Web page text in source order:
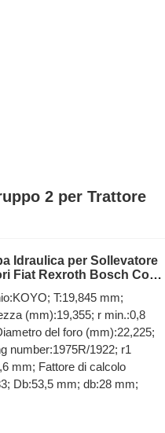
2 per Trattore
Idraulica per Sollevatore
Fiat Rexroth Bosch Cod
T:19,845 mm;
(mm):19,355; r min.:0,8
del foro (mm):22,225;
number:1975R/1922; r1
mm; Fattore di calcolo
Db:53,5 mm; db:28 mm;